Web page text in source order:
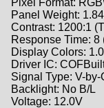
Pixel Format:
Panel Weight:
Contrast: 1200:1
Response Time: 8
Display Colors:
Driver IC:
Signal Type: V-
Backlight: No B/L
Voltage: 12.0V